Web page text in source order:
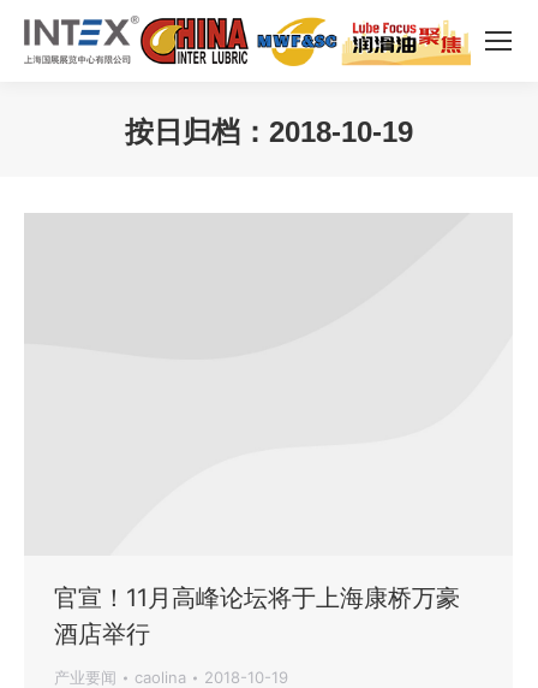
按日归档： 2018-10-19
官宣！11月高峰论坛将于上海康桥万豪
酒店举行
产业要闻 caolina 2018-10-19